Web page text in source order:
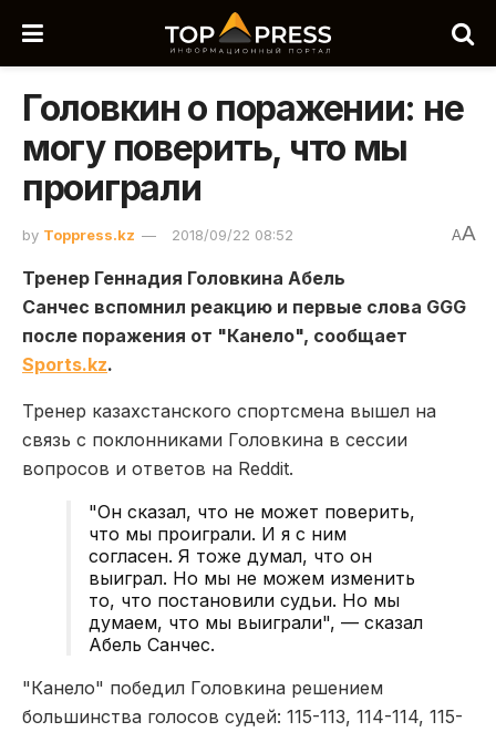
Головкин о поражении: не
могу поверить, что мы
проиграли
by Toppress.kz 2018/09/22 08:52 AA
Тренер Геннадия Головкина Абель
Санчес вспомнил реакцию и первые слова GGG
после поражения от "Канело", сообщает
Sports.kz.
Тренер казахстанского спортсмена вышел на
связь с поклонниками Головкина в сессии
вопросов и ответов на Reddit.
"Он сказал, что не может поверить,
что мы проиграли. И я с ним
согласен. Я тоже думал, что он
выиграл. Но мы не можем изменить
то, что постановили судьи. Но мы
думаем, что мы выиграли", — сказал
Абель Санчес.
"Канело" победил Головкина решением
большинства голосов судей: 115-113, 114-114, 115-